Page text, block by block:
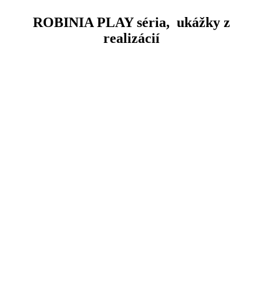
ROBINIA PLAY séria, ukážky z
realizácií